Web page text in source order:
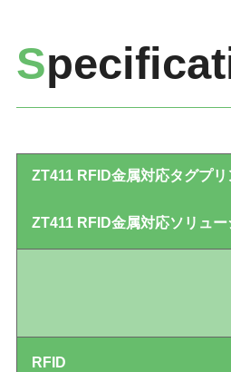
S
ZT411 RFID金属対応タグプリ
ZT411 RFID金属対応ソリュ
RFID